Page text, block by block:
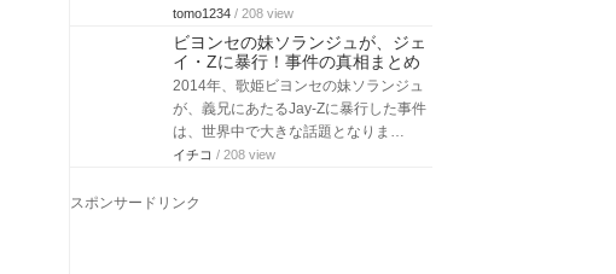
tomo1234 / 208 view
ビヨンセの妹ソランジュが、ジェ
イ・Zに暴行！事件の真相まとめ
2014年、歌姫ビヨンセの妹ソランジュ
が、義兄にあたるJay-Zに暴行した事件
は、世界中で大きな話題となりま…
イチコ / 208 view
スポンサードリンク